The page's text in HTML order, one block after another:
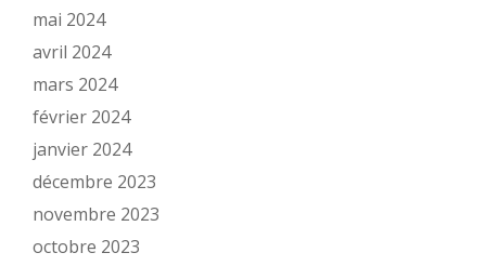
mai 2024
avril 2024
mars 2024
février 2024
janvier 2024
décembre 2023
novembre 2023
octobre 2023